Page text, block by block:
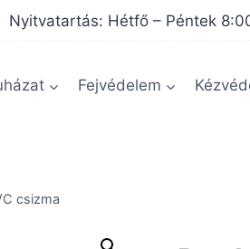
Nyitvatartás: Hétfő – Péntek
Fejvédelem
csizma